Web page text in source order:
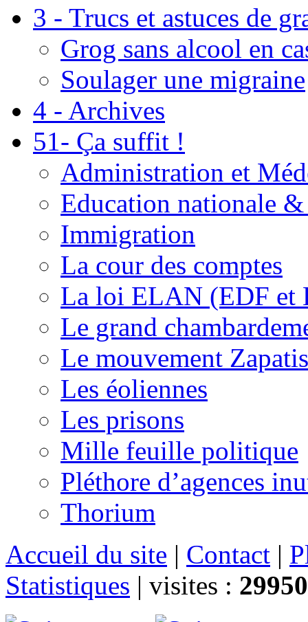
3 - Trucs et astuces de
Grog sans alcool en
Soulager une migraine
4 - Archives
51- Ça suffit !
Administration et
Education nationale
Immigration
La cour des comptes
La loi ELAN (EDF et
Le grand
Le mouvement
Les éoliennes
Les prisons
Mille feuille politique
Pléthore d’agences
Thorium
Accueil du site | Contact |
Statistiques | visites :